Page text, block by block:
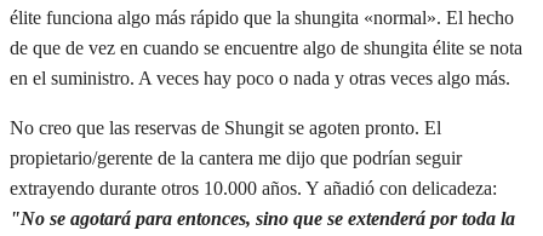
élite funciona algo más rápido que la shungita «normal». El hecho
de que de vez en cuando se encuentre algo de shungita élite se nota
en el suministro. A veces hay poco o nada y otras veces algo más.
No creo que las reservas de Shungit se agoten pronto. El
propietario/gerente de la cantera me dijo que podrían seguir
extrayendo durante otros 10.000 años. Y añadió con delicadeza:
"No se agotará para entonces, sino que se extenderá por toda la